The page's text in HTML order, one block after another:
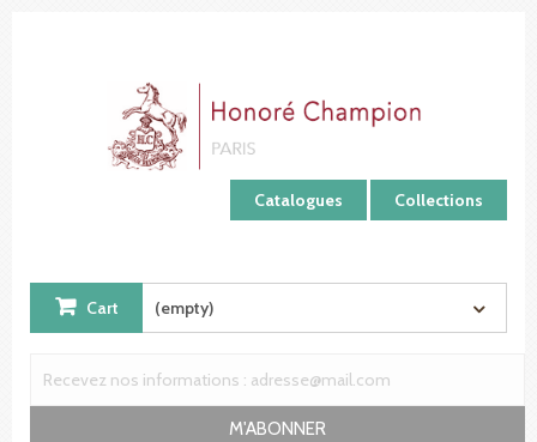
Catalogues Collections
Cart (empty)
M'ABONNER